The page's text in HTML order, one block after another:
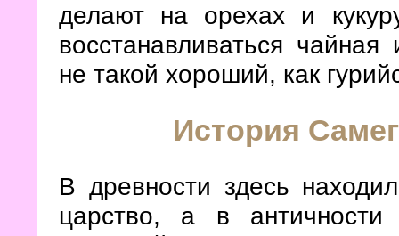
делают на орехах и
восстанавливаться
не такой хороший, как
История
В древности здесь
царство, а в